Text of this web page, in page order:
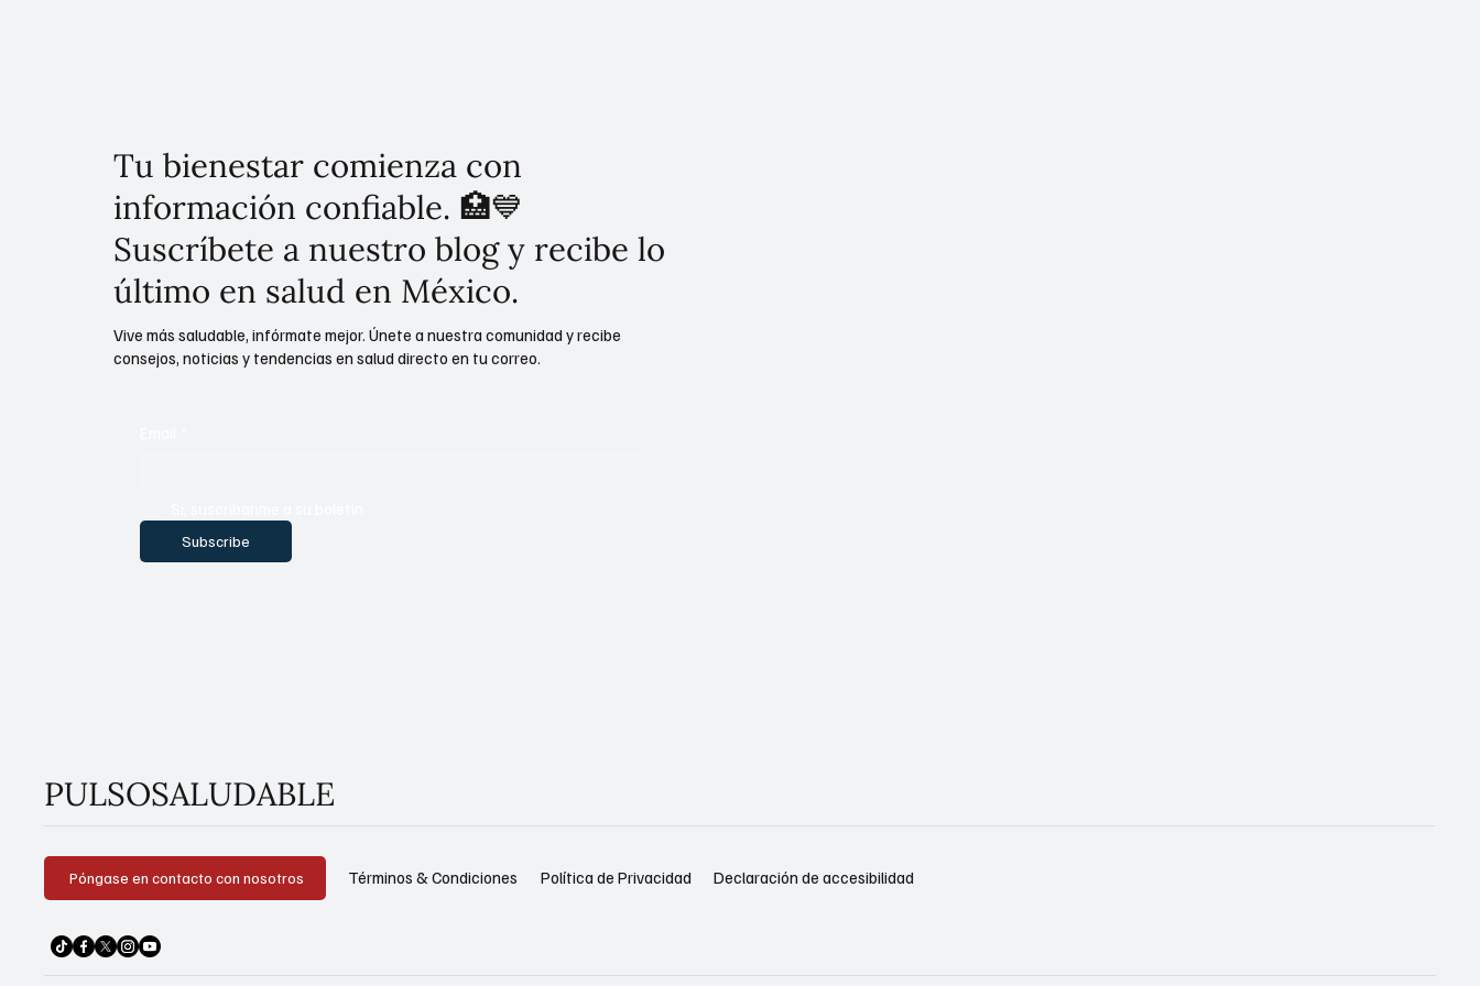
Tu bienestar comienza con
información confiable. 🏥💙
Suscríbete a nuestro blog y recibe lo
último en salud en México.
Subscribe
Vive más saludable, infórmate mejor. Únete a nuestra comunidad y recibe
consejos, noticias y tendencias en salud directo en tu correo.
PULSOSALUDABLE
Póngase en contacto con nosotros Política de Privacidad
Términos & Condiciones Declaración de accesibilidad